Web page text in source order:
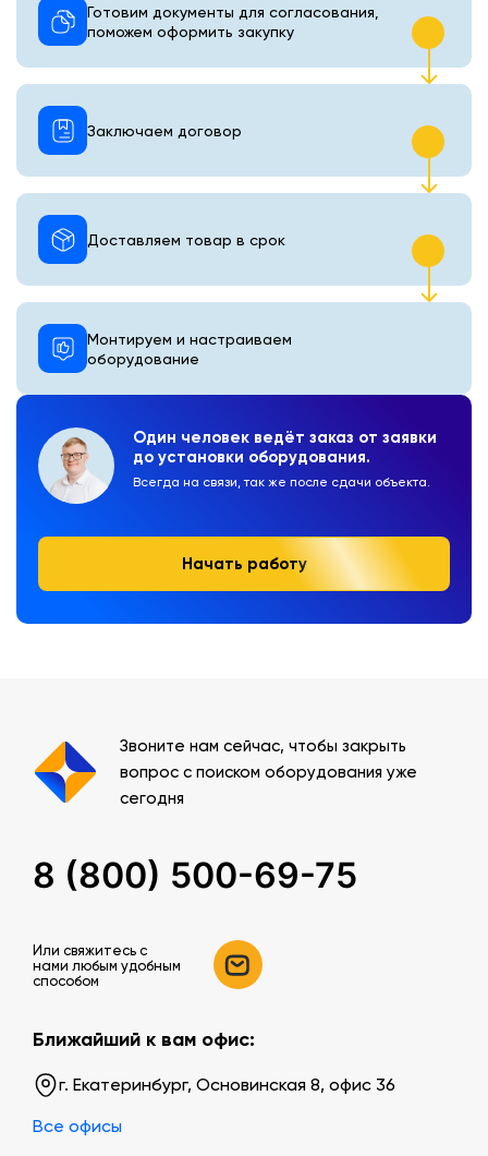
Один человек ведёт заказ от заявки
до установки оборудования.
Всегда на связи, так же после сдачи объекта.
Начать работу
Готовим документы для согласования,
поможем оформить закупку
Монтируем и настраиваем
оборудование
Доставляем товар в срок
Заключаем договор
Звоните нам сейчас, чтобы закрыть
вопрос с поиском оборудования уже
сегодня
8 (800) 500-69-75
Или свяжитесь c
нами любым удобным
способом
Ближайший к вам офис:
г. Екатеринбург, Основинская 8, офис 36
Все офисы